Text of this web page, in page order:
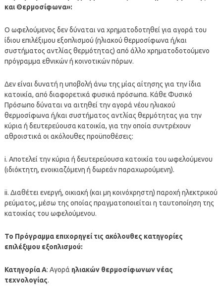
και Θερμοσίφωνα»:
Ο ωφελούμενος δεν δύναται να χρηματοδοτηθεί για αγορά του
ίδιου επιλέξιμου εξοπλισμού (ηλιακού θερμοσίφωνα ή/και
συστήματος αντλίας θερμότητας) από άλλο χρηματοδοτούμενο
πρόγραμμα εθνικών ή κοινοτικών πόρων.
Δεν είναι δυνατή η υποβολή άνω της μίας αίτησης για την ίδια
κατοικία, από διαφορετικά φυσικά πρόσωπα. Κάθε Φυσικό
Πρόσωπο δύναται να αιτηθεί την αγορά νέου ηλιακού
θερμοσίφωνα ή/και συστήματος αντλίας θερμότητας για την
κύρια ή δευτερεύουσα κατοικία, για την οποία συντρέχουν
αθροιστικά οι ακόλουθες προϋποθέσεις:
i. Αποτελεί την κύρια ή δευτερεύουσα κατοικία του ωφελούμενου
(ιδιόκτητη, ενοικιαζόμενη ή δωρεάν παραχωρούμενη).
ii. Διαθέτει ενεργή, οικιακή (και μη κοινόχρηστη) παροχή ηλεκτρικού
ρεύματος, μέσω της οποίας πραγματοποιείται η ταυτοποίηση της
κατοικίας του ωφελούμενου.
Το Πρόγραμμα επιχορηγεί τις ακόλουθες κατηγορίες
επιλέξιμου εξοπλισμού:
Κατηγορία Α: Αγορά ηλιακών θερμοσίφωνων νέας
τεχνολογίας.